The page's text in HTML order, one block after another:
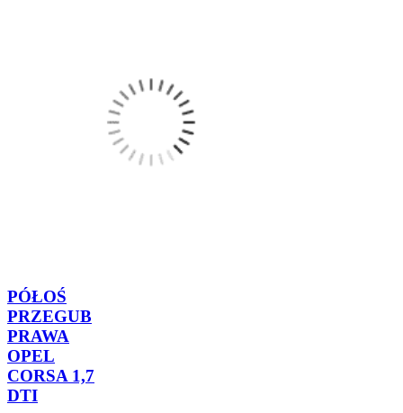
PÓŁOŚ
PRZEGUB
PRAWA
OPEL
CORSA 1,7
DTI